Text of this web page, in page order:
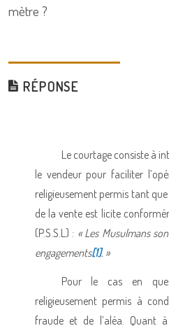
mètre ?
RÉPONSE
Le courtage consiste à
le vendeur pour faciliter
religieusement permis tant
de la vente est licite
(P.S.S.L) : « Les Musulmans
engagements[1]. »
Pour le cas en
religieusement permis à
fraude et de l’aléa. Quant